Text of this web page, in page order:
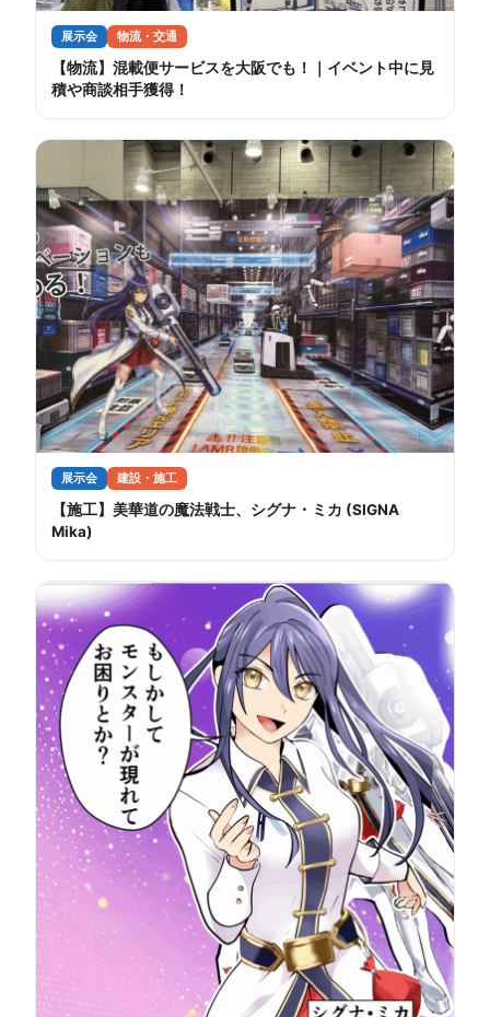
展示会 物流・交通
【物流】混載便サービスを大阪でも！｜イベント中に見
積や商談相手獲得！
展示会 建設・施工
【施工】美華道の魔法戦士、シグナ・ミカ (SIGNA
Mika)